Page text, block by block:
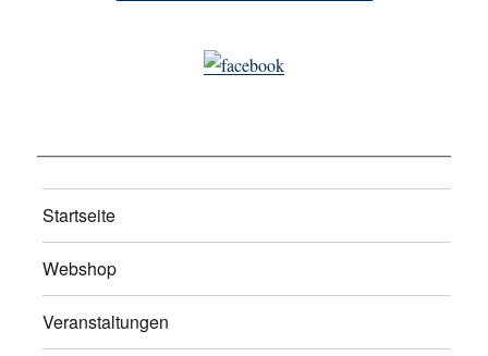
Startseite
Webshop
Veranstaltungen